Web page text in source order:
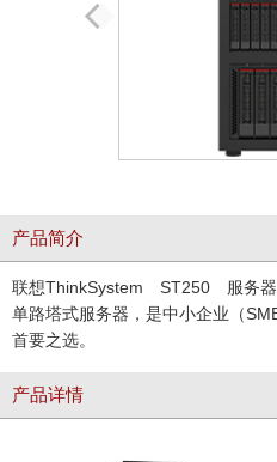
产品简介
联想ThinkSystem ST250 服务器
单路塔式服务器，是中小企业（
首要之选。
产品详情